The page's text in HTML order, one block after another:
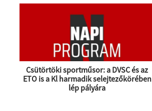
Csütörtöki sportműsor: a DVSC és az
ETO is a Kl harmadik selejtezőkörében
lép pályára